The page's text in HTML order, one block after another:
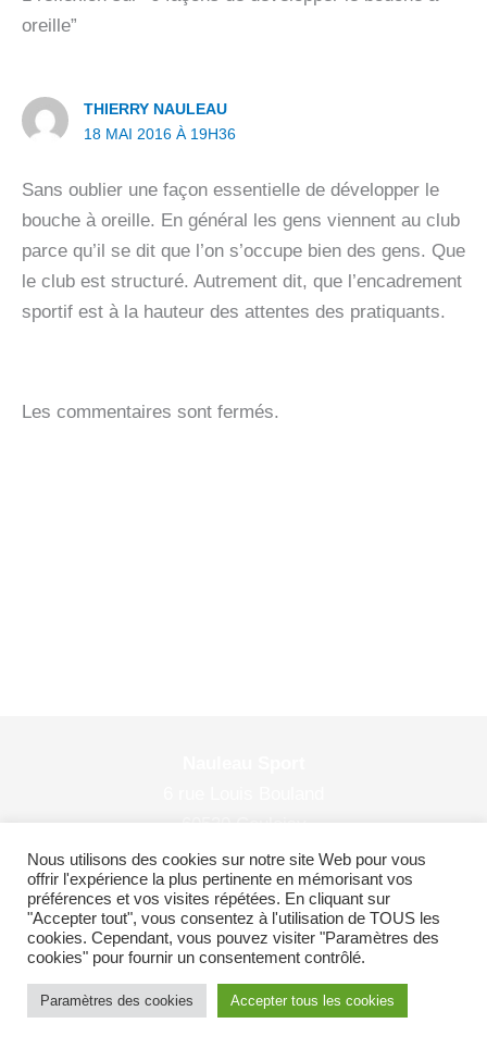
oreille”
THIERRY NAULEAU
18 MAI 2016 À 19H36
Sans oublier une façon essentielle de développer le
bouche à oreille. En général les gens viennent au club
parce qu’il se dit que l’on s’occupe bien des gens. Que
le club est structuré. Autrement dit, que l’encadrement
sportif est à la hauteur des attentes des pratiquants.
Les commentaires sont fermés.
© 2026 Nauleau Sport
Plan du site |Politiques de confidentialité
Nous utilisons des cookies sur notre site Web pour vous
offrir l'expérience la plus pertinente en mémorisant vos
préférences et vos visites répétées. En cliquant sur
"Accepter tout", vous consentez à l'utilisation de TOUS les
cookies. Cependant, vous pouvez visiter "Paramètres des
cookies" pour fournir un consentement contrôlé.
Paramètres des cookies Accepter tous les cookies